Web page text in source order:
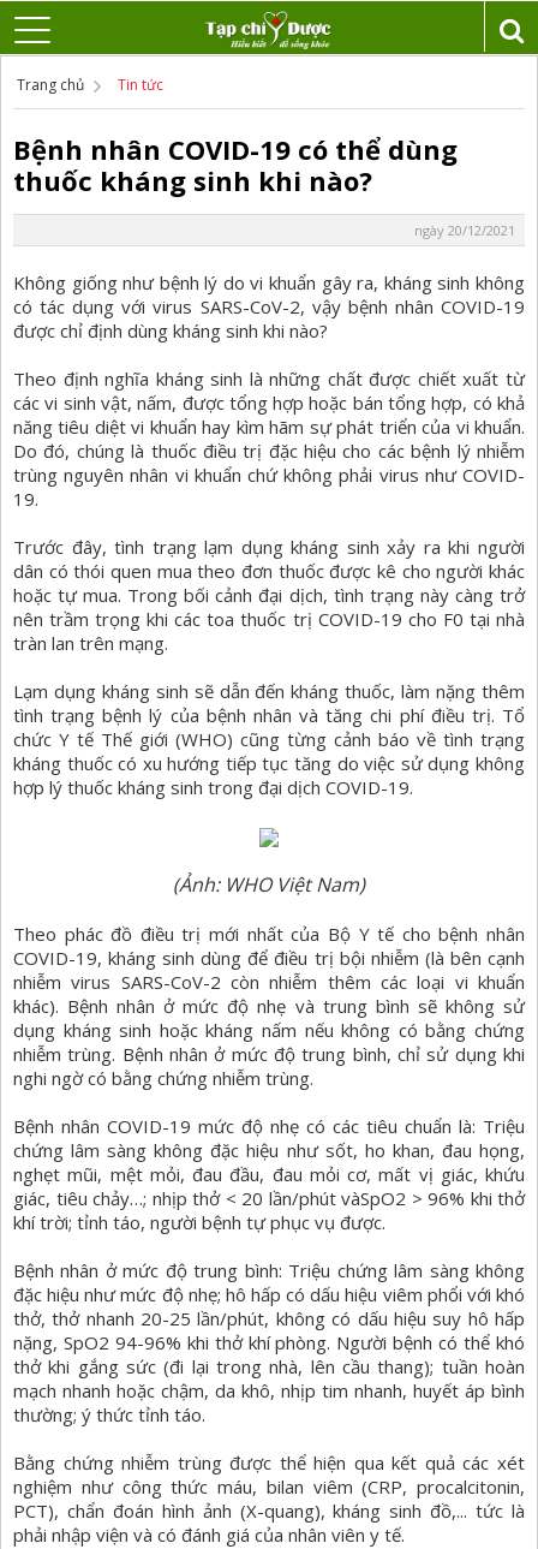
Trang chủ Tin tức
Bệnh nhân COVID-19 có thể dùng
thuốc kháng sinh khi nào?
ngày 20/12/2021
Không giống như bệnh lý do vi khuẩn gây ra, kháng sinh không
có tác dụng với virus SARS-CoV-2, vậy bệnh nhân COVID-19
được chỉ định dùng kháng sinh khi nào?
Theo định nghĩa kháng sinh là những chất được chiết xuất từ
các vi sinh vật, nấm, được tổng hợp hoặc bán tổng hợp, có khả
năng tiêu diệt vi khuẩn hay kìm hãm sự phát triển của vi khuẩn.
Do đó, chúng là thuốc điều trị đặc hiệu cho các bệnh lý nhiễm
trùng nguyên nhân vi khuẩn chứ không phải virus như COVID-
19.
Trước đây, tình trạng lạm dụng kháng sinh xảy ra khi người
dân có thói quen mua theo đơn thuốc được kê cho người khác
hoặc tự mua. Trong bối cảnh đại dịch, tình trạng này càng trở
nên trầm trọng khi các toa thuốc trị COVID-19 cho F0 tại nhà
tràn lan trên mạng.
Lạm dụng kháng sinh sẽ dẫn đến kháng thuốc, làm nặng thêm
tình trạng bệnh lý của bệnh nhân và tăng chi phí điều trị. Tổ
chức Y tế Thế giới (WHO) cũng từng cảnh báo về tình trạng
kháng thuốc có xu hướng tiếp tục tăng do việc sử dụng không
hợp lý thuốc kháng sinh trong đại dịch COVID-19.
(Ảnh: WHO Việt Nam)
Theo phác đồ điều trị mới nhất của Bộ Y tế cho bệnh nhân
COVID-19, kháng sinh dùng để điều trị bội nhiễm (là bên cạnh
nhiễm virus SARS-CoV-2 còn nhiễm thêm các loại vi khuẩn
khác). Bệnh nhân ở mức độ nhẹ và trung bình sẽ không sử
dụng kháng sinh hoặc kháng nấm nếu không có bằng chứng
nhiễm trùng. Bệnh nhân ở mức độ trung bình, chỉ sử dụng khi
nghi ngờ có bằng chứng nhiễm trùng.
Bệnh nhân COVID-19 mức độ nhẹ có các tiêu chuẩn là: Triệu
chứng lâm sàng không đặc hiệu như sốt, ho khan, đau họng,
nghẹt mũi, mệt mỏi, đau đầu, đau mỏi cơ, mất vị giác, khứu
giác, tiêu chảy…; nhịp thở < 20 lần/phút vàSpO2 > 96% khi thở
khí trời; tỉnh táo, người bệnh tự phục vụ được.
Bệnh nhân ở mức độ trung bình: Triệu chứng lâm sàng không
đặc hiệu như mức độ nhẹ; hô hấp có dấu hiệu viêm phổi với khó
thở, thở nhanh 20-25 lần/phút, không có dấu hiệu suy hô hấp
nặng, SpO2 94-96% khi thở khí phòng. Người bệnh có thể khó
thở khi gắng sức (đi lại trong nhà, lên cầu thang); tuần hoàn
mạch nhanh hoặc chậm, da khô, nhịp tim nhanh, huyết áp bình
thường; ý thức tỉnh táo.
Bằng chứng nhiễm trùng được thể hiện qua kết quả các xét
nghiệm như công thức máu, bilan viêm (CRP, procalcitonin,
PCT), chẩn đoán hình ảnh (X-quang), kháng sinh đồ,... tức là
phải nhập viện và có đánh giá của nhân viên y tế.